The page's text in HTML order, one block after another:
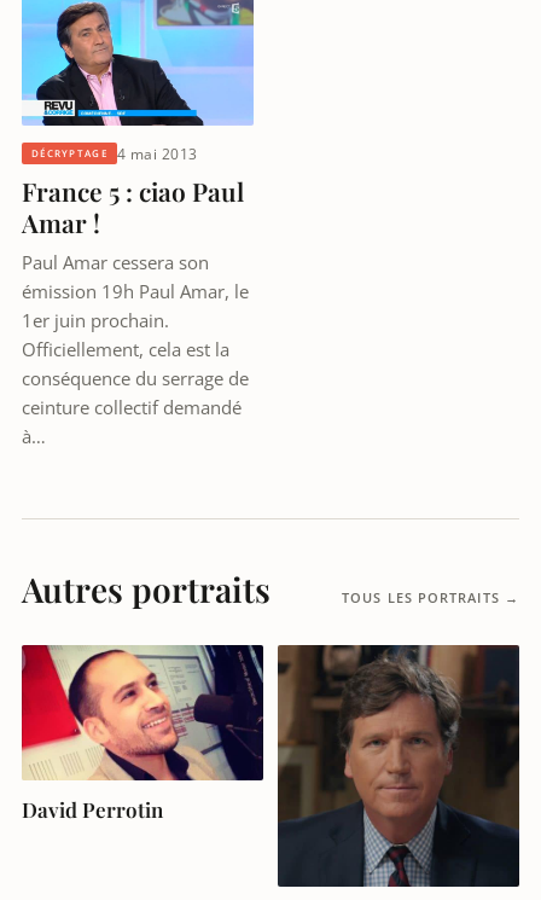
DÉCRYPTAGE 4 mai 2013
France 5 : ciao Paul
Amar !
Paul Amar cessera son
émission 19h Paul Amar, le
1er juin prochain.
Officiellement, cela est la
conséquence du serrage de
ceinture collectif demandé
à…
Autres portraits TOUS LES PORTRAITS →
David Perrotin